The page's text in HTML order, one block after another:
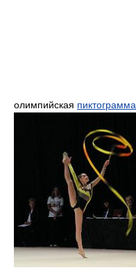
олимпийская пиктограмма